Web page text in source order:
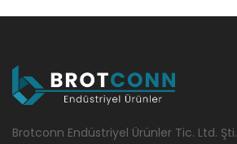
Brotconn Endüstriyel Ürünler Tic. Ltd. Şti.